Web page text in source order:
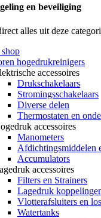
en beveiliging
alles uit deze
hogedrukreinigers
accessoires
Drukschakelaars
Stromingsschakelaars
Diverse delen
Thermostaten en
accessoires
Manometers
Afdichtingsmiddelen
Accumulators
accessoires
Filters en Strainers
Lagedruk
Vlotterafsluiters en
Watertanks